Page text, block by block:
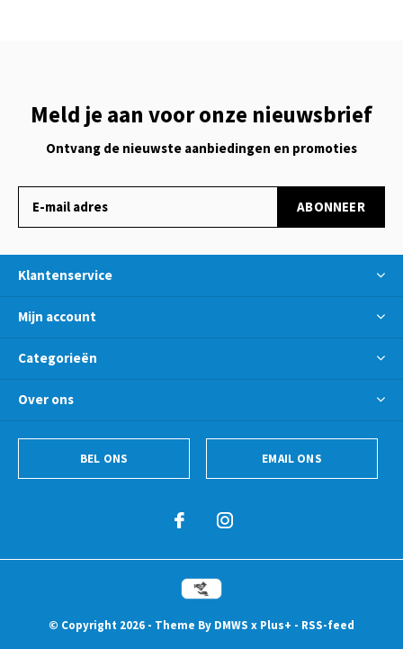
Meld je aan voor onze nieuwsbrief
Ontvang de nieuwste aanbiedingen en promoties
ABONNEER
Klantenservice
Mijn account
Categorieën
Over ons
BEL ONS EMAIL ONS
© Copyright 2026 - Theme By DMWS x Plus+ - RSS-feed